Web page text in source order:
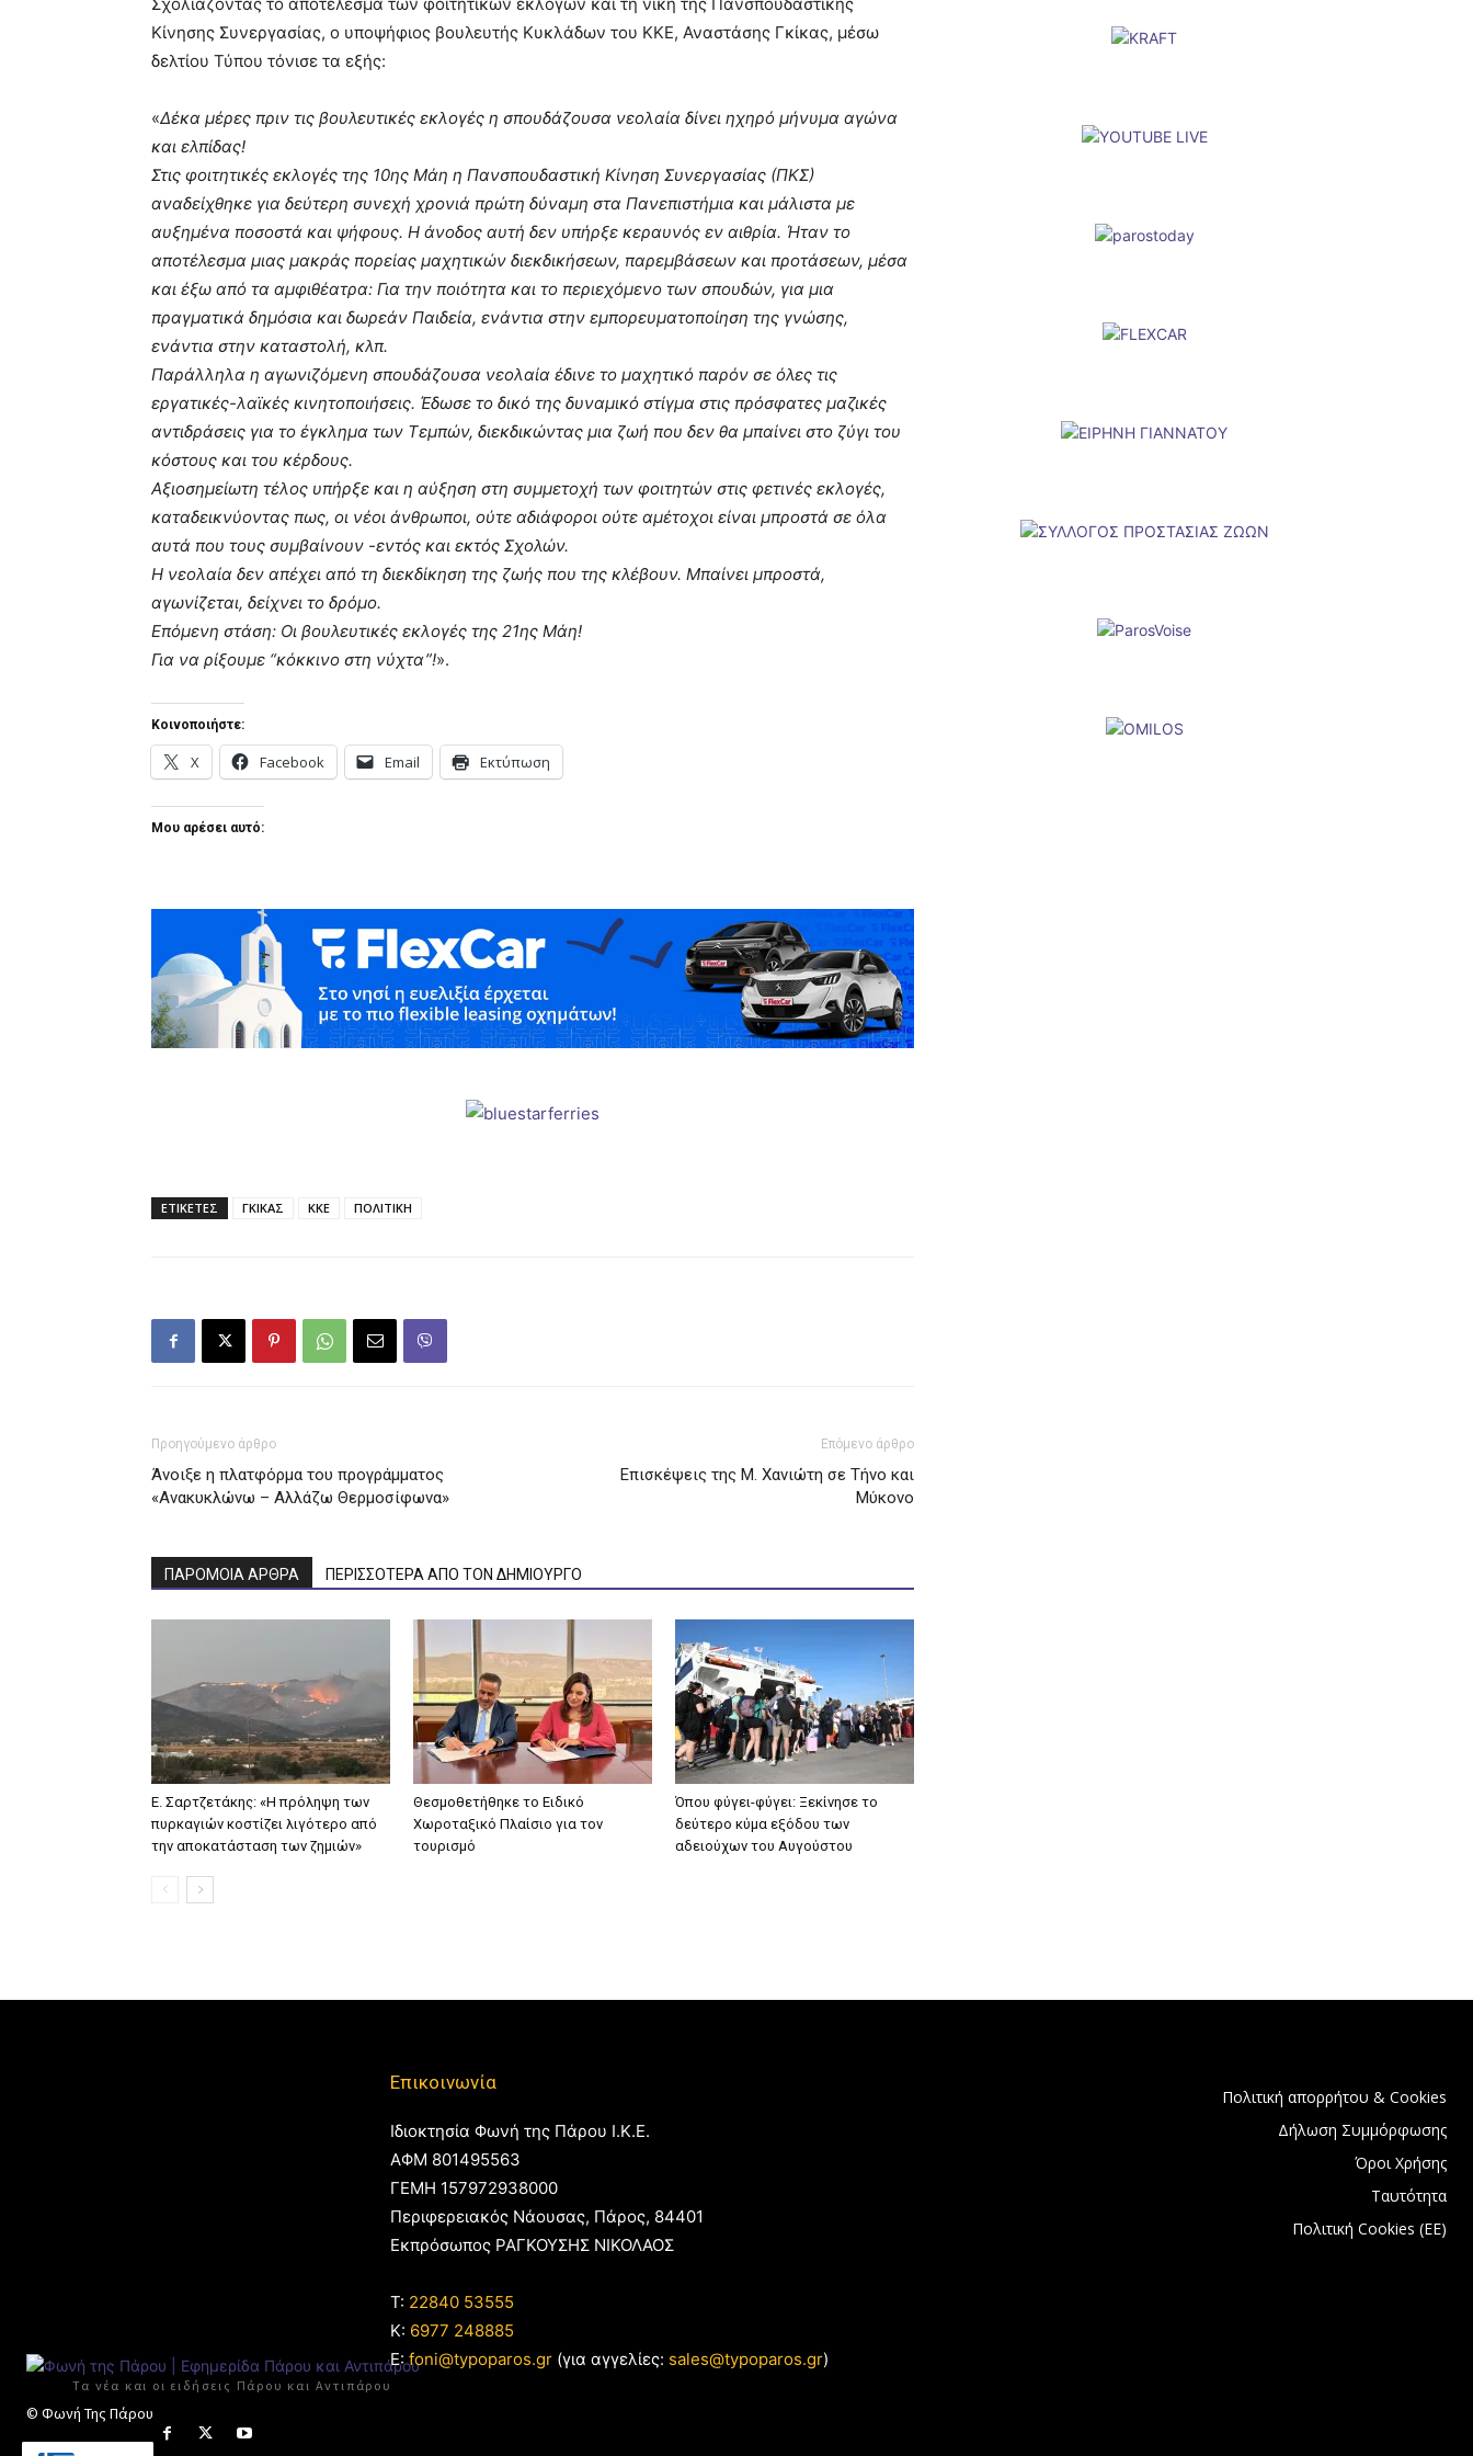
Κίνησης Συνεργασίας, ο υποψήφιος βουλευτής Κυκλάδων του ΚΚΕ, Αναστάσης Γκίκας, μέσω
δελτίου Τύπου τόνισε τα εξής:
«Δέκα μέρες πριν τις βουλευτικές εκλογές η σπουδάζουσα νεολαία δίνει ηχηρό μήνυμα αγώνα
και ελπίδας!
Στις φοιτητικές εκλογές της 10ης Μάη η Πανσπουδαστική Κίνηση Συνεργασίας (ΠΚΣ)
αναδείχθηκε για δεύτερη συνεχή χρονιά πρώτη δύναμη στα Πανεπιστήμια και μάλιστα με
αυξημένα ποσοστά και ψήφους. Η άνοδος αυτή δεν υπήρξε κεραυνός εν αιθρία. Ήταν το
αποτέλεσμα μιας μακράς πορείας μαχητικών διεκδικήσεων, παρεμβάσεων και προτάσεων, μέσα
και έξω από τα αμφιθέατρα: Για την ποιότητα και το περιεχόμενο των σπουδών, για μια
πραγματικά δημόσια και δωρεάν Παιδεία, ενάντια στην εμπορευματοποίηση της γνώσης,
ενάντια στην καταστολή, κλπ.
Παράλληλα η αγωνιζόμενη σπουδάζουσα νεολαία έδινε το μαχητικό παρόν σε όλες τις
εργατικές-λαϊκές κινητοποιήσεις. Έδωσε το δικό της δυναμικό στίγμα στις πρόσφατες μαζικές
αντιδράσεις για το έγκλημα των Τεμπών, διεκδικώντας μια ζωή που δεν θα μπαίνει στο ζύγι του
κόστους και του κέρδους.
Αξιοσημείωτη τέλος υπήρξε και η αύξηση στη συμμετοχή των φοιτητών στις φετινές εκλογές,
καταδεικνύοντας πως, οι νέοι άνθρωποι, ούτε αδιάφοροι ούτε αμέτοχοι είναι μπροστά σε όλα
αυτά που τους συμβαίνουν -εντός και εκτός Σχολών.
Η νεολαία δεν απέχει από τη διεκδίκηση της ζωής που της κλέβουν. Μπαίνει μπροστά,
αγωνίζεται, δείχνει το δρόμο.
Επόμενη στάση: Οι βουλευτικές εκλογές της 21ης Μάη!
Για να ρίξουμε “κόκκινο στη νύχτα”!».
Κοινοποιήστε:
X Facebook Email Εκτύπωση
Μου αρέσει αυτό:
ΕΤΙΚΕΤΕΣ ΓΚΙΚΑΣ ΚΚΕ ΠΟΛΙΤΙΚΗ
Προηγούμενο άρθρο
Άνοιξε η πλατφόρμα του προγράμματος
«Ανακυκλώνω – Αλλάζω Θερμοσίφωνα»
Επόμενο άρθρο
Επισκέψεις της Μ. Χανιώτη σε Τήνο και
Μύκονο
ΠΑΡΟΜΟΙΑ ΑΡΘΡΑ ΠΕΡΙΣΣΟΤΕΡΑ ΑΠΟ ΤΟΝ ΔΗΜΙΟΥΡΓΟ
Ε. Σαρτζετάκης: «Η πρόληψη των
πυρκαγιών κοστίζει λιγότερο από
την αποκατάσταση των ζημιών»
Θεσμοθετήθηκε το Ειδικό
Χωροταξικό Πλαίσιο για τον
τουρισμό
Όπου φύγει-φύγει: Ξεκίνησε το
δεύτερο κύμα εξόδου των
αδειούχων του Αυγούστου
Τα νέα και οι ειδήσεις Πάρου και Αντιπάρου
© Φωνή Της Πάρου
Επικοινωνία
Ιδιοκτησία Φωνή της Πάρου Ι.Κ.Ε.
ΑΦΜ 801495563
ΓΕΜΗ 157972938000
Περιφερειακός Νάουσας, Πάρος, 84401
Εκπρόσωπος ΡΑΓΚΟΥΣΗΣ ΝΙΚΟΛΑΟΣ
T: 22840 53555
Κ: 6977 248885
E:foni@typoparos.gr(για αγγελίες: sales@typoparos.gr)
Πολιτική απορρήτου & Cookies
Δήλωση Συμμόρφωσης
Όροι Χρήσης
Ταυτότητα
Πολιτική Cookies (ΕΕ)